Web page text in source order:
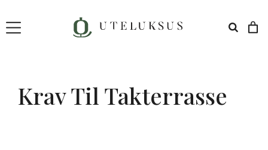
innhold
Krav Til Takterrasse